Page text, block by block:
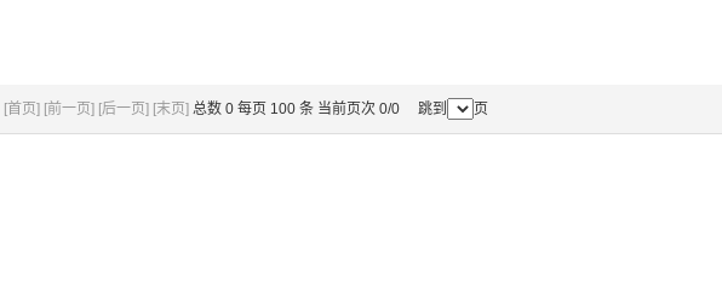
[首页] [前一页] [后一页] [末页] 总数 0 每页 100 条 当前页次 0/0 跳到 页